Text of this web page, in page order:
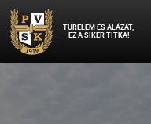
TÜRELEM ÉS ALÁZAT,
EZ A SIKER TITKA!